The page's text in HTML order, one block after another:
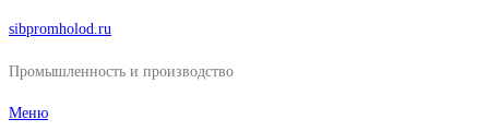
Перейти
содержимому
sibpromholod.ru
Промышленность и производство
Меню